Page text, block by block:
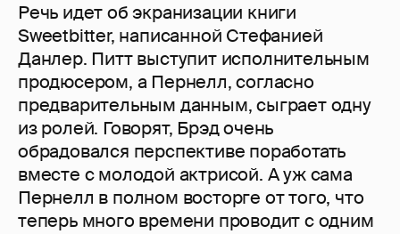
Речь идет об экранизации книги
Sweetbitter, написанной Стефанией
Данлер. Питт выступит исполнительным
продюсером, а Пернелл, согласно
предварительным данным, сыграет одну
из ролей. Говорят, Брэд очень
обрадовался перспективе поработать
вместе с молодой актрисой. А уж сама
Пернелл в полном восторге от того, что
теперь много времени проводит с одним